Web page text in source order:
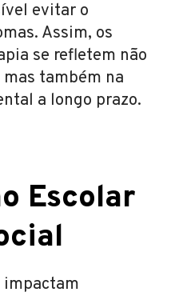
evitar o
Assim, os
se refletem não
também na
a longo prazo.
Escolar
impactam